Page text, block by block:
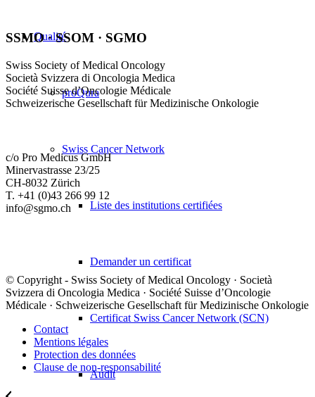
Qualité
proQura
Swiss Cancer Network
Liste des institutions certifiées
Demander un certificat
Certificat Swiss Cancer Network (SCN)
Audit
SSMO · SSOM · SGMO
Swiss Society of Medical Oncology
Società Svizzera di Oncologia Medica
Société Suisse d’Oncologie Médicale
Schweizerische Gesellschaft für Medizinische Onkologie
c/o Pro Medicus GmbH
Minervastrasse 23/25
CH-8032 Zürich
T. +41 (0)43 266 99 12
info@sgmo.ch
© Copyright - Swiss Society of Medical Oncology · Società
Svizzera di Oncologia Medica · Société Suisse d’Oncologie
Médicale · Schweizerische Gesellschaft für Medizinische Onkologie
Contact
Mentions légales
Protection des données
Clause de non-responsabilité